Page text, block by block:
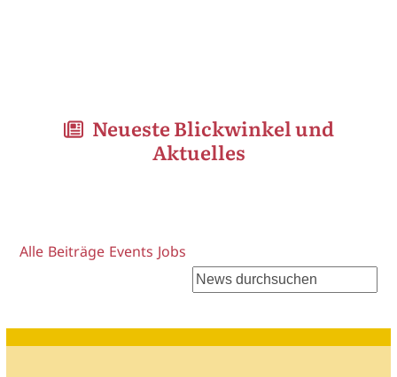
Neueste Blickwinkel und
Aktuelles
Alle Beiträge Events Jobs